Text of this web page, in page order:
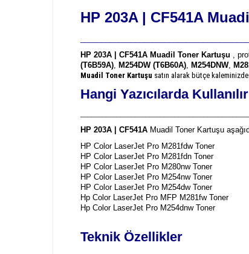
HP 203A | CF541A
HP 203A | CF541A Muadil Toner Kartuşu ,
(T6B59A), M254DW (T6B60A), M254DNW,
Muadil Toner Kartuşu satın alarak bütçe
Hangi Yazıcılarda Kullanılır
HP 203A | CF541A Muadil Toner Kartuşu
HP Color LaserJet Pro M281fdw Toner
HP Color LaserJet Pro M281fdn Toner
HP Color LaserJet Pro M280nw Toner
HP Color LaserJet Pro M254nw Toner
HP Color LaserJet Pro M254dw Toner
Hp Color LaserJet Pro MFP M281fw Toner
Hp Color LaserJet Pro M254dnw Toner
Teknik Özellikler